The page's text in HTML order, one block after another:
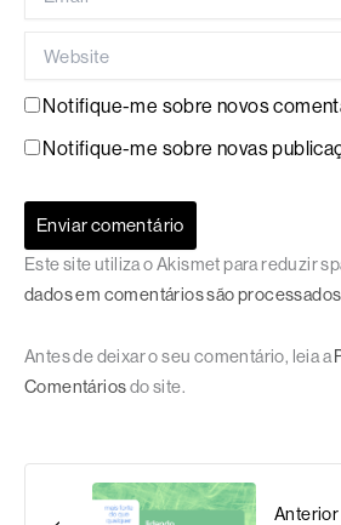
Notifique-me sobre novos
Notifique-me sobre novas
Este site utiliza o Akismet para reduzir
dados em comentários são processados
Antes de deixar o seu comentário, leia a
Comentáriosdo site.
Anterior